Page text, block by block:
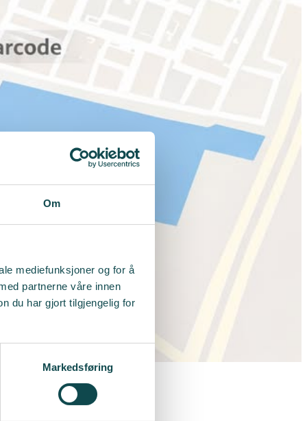
Om
mediefunksjoner og for å
partnerne våre innen
du har gjort tilgjengelig for
Markedsføring